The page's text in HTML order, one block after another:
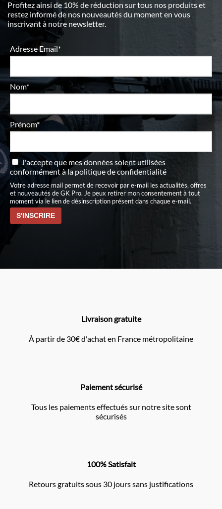
Profitez ainsi de 10% de réduction sur tous nos produits et
restez informé de nos nouveautés du moment en vous
inscrivant à notre newsletter.
Adresse Email*
Nom*
Prénom*
J'accepte que mes données soient utilisées
conformément àla politique de confidentialité
Votre adresse mail permet de recevoir par e-mail les actualités, offres
et nouveautés de GK Pro. Je peux retirer mon consentement à tout
moment via le lien de désinscription présent dans chaque e-mail.
Livraison gratuite
À partir de 30€ d'achat en France métropolitaine
Paiement sécurisé
Tous les paiements effectués sur notre site sont
sécurisés
100% Satisfait
Retours gratuits sous 30 jours sans justifications